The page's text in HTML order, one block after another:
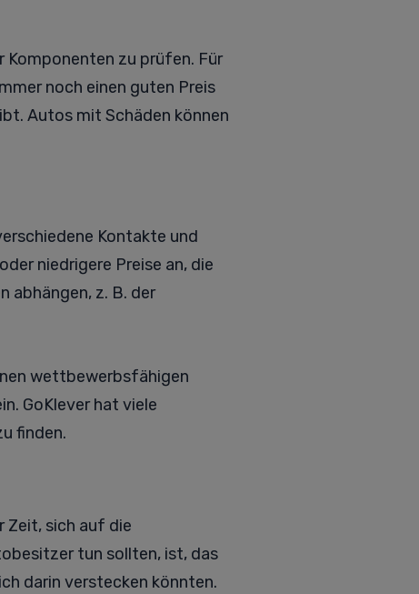
Komponenten zu prüfen. Für
noch einen guten Preis
Autos mit Schäden können
Kontakte und
niedrigere Preise an, die
abhängen, z. B. der
wettbewerbsfähigen
GoKlever hat viele
finden.
Zeit, sich auf die
tun sollten, ist, das
darin verstecken könnten.